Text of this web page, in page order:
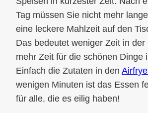
Tag müssen Sie nicht mehr
eine leckere Mahlzeit auf den
Das bedeutet weniger Zeit in der
mehr Zeit für die schönen Dinge
Einfach die Zutaten in den
wenigen Minuten ist das Essen
für alle, die es eilig haben!